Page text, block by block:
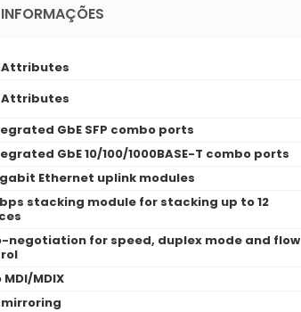
Attributes
Attributes
GbE SFP combo ports
GbE 10/100/1000BASE-T combo ports
Ethernet uplink modules
stacking module for stacking up to 12
negotiation for speed, duplex mode and flow
MDIX